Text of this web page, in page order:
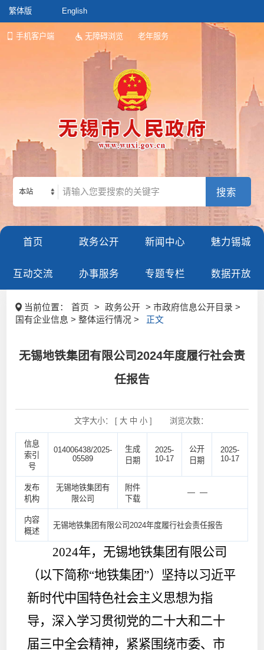
繁体版 English
手机客户端 无障碍浏览 老年服务
本站
首页 政务公开 新闻中心 魅力锡城
互动交流 办事服务 专题专栏 数据开放
当前位置： 首页 > 政务公开
> 市政府信息公开目录 >
国有企业信息 > 整体运行情况 >
正文
无锡地铁集团有限公司2024年度履行社会责
任报告
文字大小： [ 大 中 小] 浏览次数：
信息
索引
号
014006438/2025-
05589
生成
日期
2025-
10-17
公开
日期
2025-
10-17
发布
机构
无锡地铁集团有
限公司
附件
下载
— —
内容
概述
无锡地铁集团有限公司2024年度履行社会责任报告
2024年，无锡地铁集团有限公司
（以下简称“地铁集团”）坚持以习近平
新时代中国特色社会主义思想为指
导，深入学习贯彻党的二十大和二十
届三中全会精神，紧紧围绕市委、市